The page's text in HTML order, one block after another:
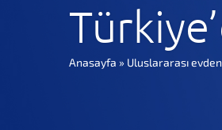
Anasayfa » Uluslararası